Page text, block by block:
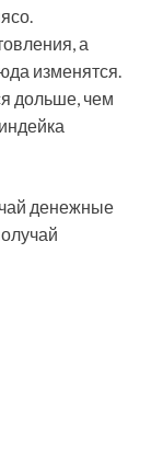
а
изменятся.
дольше, чем
денежные